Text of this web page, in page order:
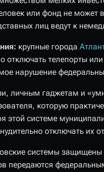
или фонд не может
лиц ведут к
крупные города
отключать телепорты
нарушение
личным гаджетам и
которую
системе
отключать их
системы
передаются